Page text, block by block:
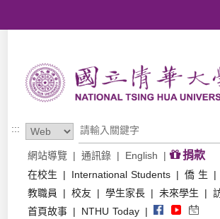
:::
網站導覽 | 通訊錄 | English | 捐款
在校生 | International Students | 僑 生 |
教職員
| 校友 | 學生家長 | 未來學生 |
首頁故事 | NTHU Today |